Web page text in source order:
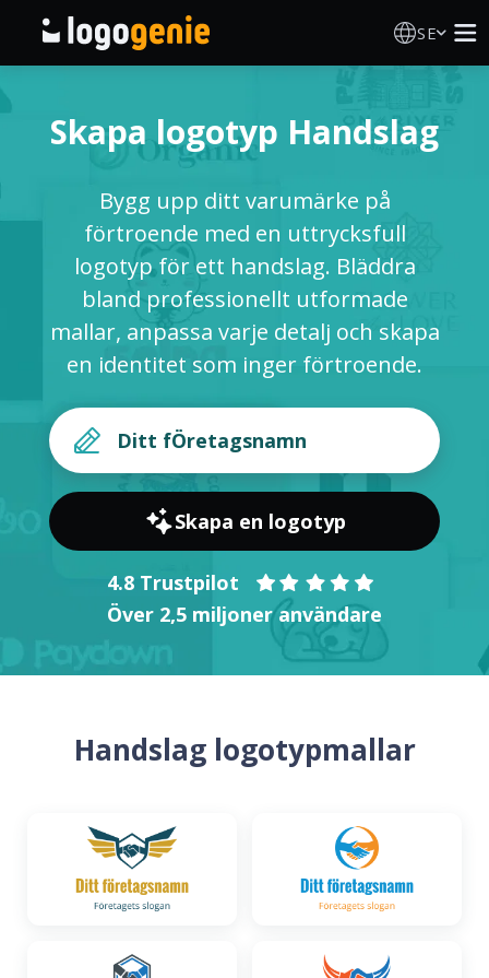
SE
AI logotypgenerator
Logotypidéer
Om Oss
Blogg
LOGGA IN
Skapa logotyp Handslag
Bygg upp ditt varumärke på
förtroende med en uttrycksfull
logotyp för ett handslag. Bläddra
bland professionellt utformade
mallar, anpassa varje detalj och skapa
en identitet som inger förtroende.
Skapa en logotyp
4.8 Trustpilot
Över 2,5 miljoner användare
Handslag logotypmallar